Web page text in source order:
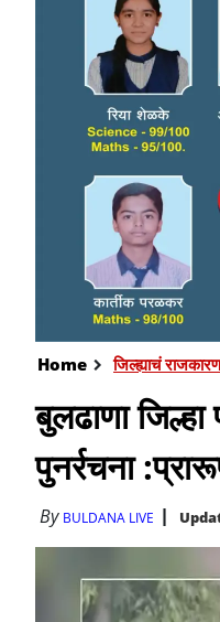
Home जिल्ह्याचं राजकारण
बुलढाणा
पुनर्रचना
By BULDANA LIVE